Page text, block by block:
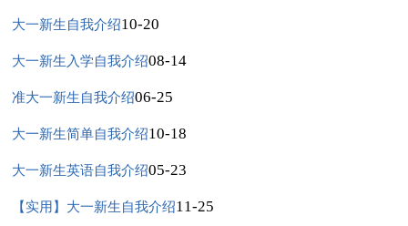
大一新生自我介绍10-20
大一新生入学自我介绍08-14
准大一新生自我介绍06-25
大一新生简单自我介绍10-18
大一新生英语自我介绍05-23
【实用】大一新生自我介绍11-25